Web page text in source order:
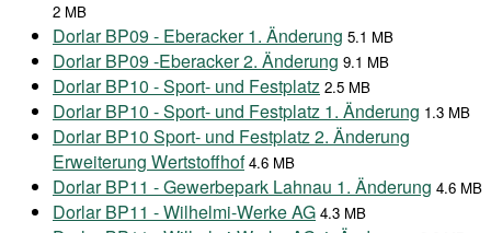
2 MB
Dorlar BP09 - Eberacker 1. Änderung 5.1 MB
Dorlar BP09 -Eberacker 2. Änderung 9.1 MB
Dorlar BP10 - Sport- und Festplatz 2.5 MB
Dorlar BP10 - Sport- und Festplatz 1. Änderung 1.3 MB
Dorlar BP10 Sport- und Festplatz 2. Änderung
Erweiterung Wertstoffhof 4.6 MB
Dorlar BP11 - Gewerbepark Lahnau 1. Änderung 4.6 MB
Dorlar BP11 - Wilhelmi-Werke AG 4.3 MB